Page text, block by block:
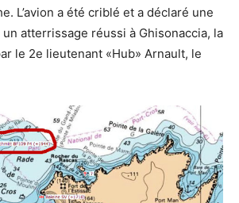
L’avion a été criblé et a déclaré une
atterrissage réussi à Ghisonaccia, la
le 2e lieutenant «Hub» Arnault, le